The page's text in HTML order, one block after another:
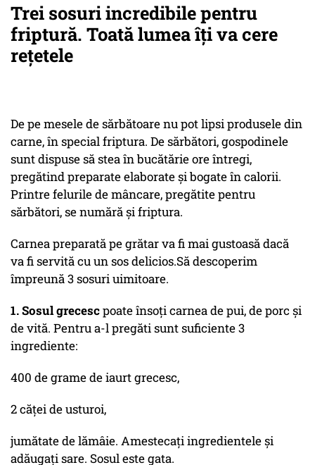
Trei sosuri incredibile pentru
friptură. Toată lumea îți va cere
rețetele
De pe mesele de sărbătoare nu pot lipsi produsele din
carne, în special friptura. De sărbători, gospodinele
sunt dispuse să stea în bucătărie ore întregi,
pregătind preparate elaborate și bogate în calorii.
Printre felurile de mâncare, pregătite pentru
sărbători, se numără și friptura.
Carnea preparată pe grătar va fi mai gustoasă dacă
va fi servită cu un sos delicios.Să descoperim
împreună 3 sosuri uimitoare.
1. Sosul grecescpoate însoți carnea de pui, de porc și
de vită. Pentru a-l pregăti sunt suficiente 3
ingrediente:
400 de grame de iaurt grecesc,
2 căței de usturoi,
jumătate de lămâie. Amestecați ingredientele și
adăugați sare. Sosul este gata.